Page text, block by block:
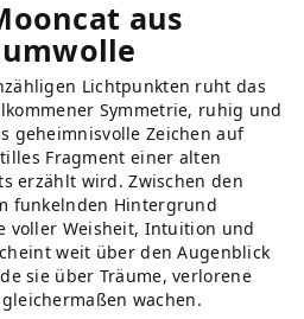
aus
Lichtpunkten ruht das
Symmetrie, ruhig und
geheimnisvolle Zeichen auf
Fragment einer alten
erzählt wird. Zwischen den
funkelnden Hintergrund
voller Weisheit, Intuition und
weit über den Augenblick
sie über Träume, verlorene
wachen.